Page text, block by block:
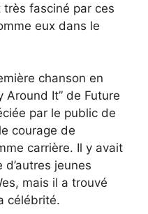
très fasciné par ces
eux dans le
chanson en
Around It” de Future
par le public de
courage de
carrière. Il y avait
jeunes
mais il a trouvé
célébrité.